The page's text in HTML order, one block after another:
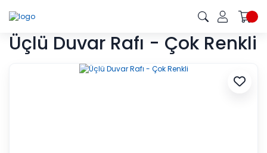
Üçlü Duvar Rafı - Çok Renkli